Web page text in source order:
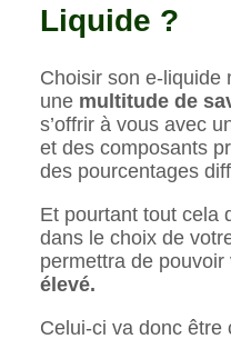
Liquide ?
Choisir son e-liquide
une multitude de
s’offrir à vous avec
et des composants
des pourcentages
Et pourtant tout cela
dans le choix de
permettra de pouvoir
élevé.
Celui-ci va donc être